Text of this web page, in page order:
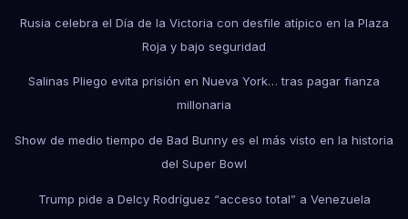
Rusia celebra el Día de la Victoria con desfile atípico en la Plaza
Roja y bajo seguridad
Salinas Pliego evita prisión en Nueva York… tras pagar fianza
millonaria
Show de medio tiempo de Bad Bunny es el más visto en la historia
del Super Bowl
Trump pide a Delcy Rodríguez “acceso total” a Venezuela